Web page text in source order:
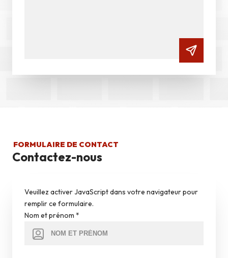
FORMULAIRE DE CONTACT
Contactez-nous
Veuillez activer JavaScript dans votre navigateur pour
remplir ce formulaire.
Nom et prénom *